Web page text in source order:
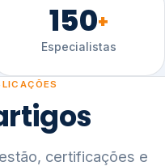
150+
Especialistas
certificações e